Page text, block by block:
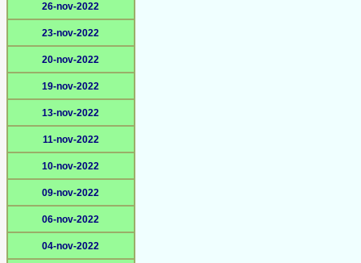
26-nov-2022
23-nov-2022
20-nov-2022
19-nov-2022
13-nov-2022
11-nov-2022
10-nov-2022
09-nov-2022
06-nov-2022
04-nov-2022